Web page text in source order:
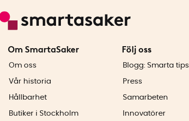
Om SmartaSaker
Om oss
Vår historia
Hållbarhet
Butiker i Stockholm
Följ oss
Blogg: Smarta tips
Press
Samarbeten
Innovatörer